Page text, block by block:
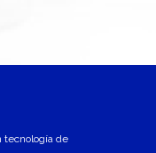
tecnología de